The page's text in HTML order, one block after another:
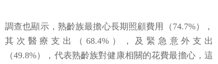
調查也顯示，熟齡族最擔心長期照顧費用（74.7%），
其次醫療支出（68.4%），及緊急意外支出
（49.8%），代表熟齡族對健康相關的花費最擔心，這